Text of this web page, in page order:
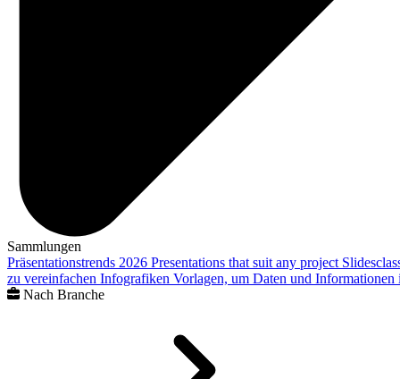
Sammlungen
Präsentationstrends 2026 Presentations that suit any project
zu vereinfachen Infografiken Vorlagen, um Daten und
Nach Branche